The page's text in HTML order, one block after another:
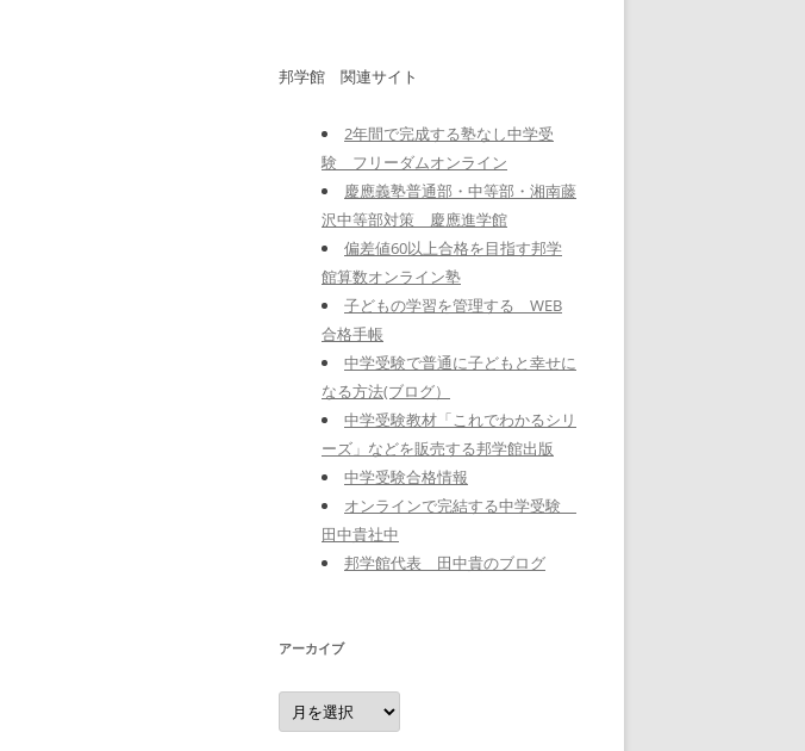
邦学館 関連サイト
2年間で完成する塾なし中学受
験 フリーダムオンライン
慶應義塾普通部・中等部・湘南藤
沢中等部対策 慶應進学館
偏差値60以上合格を目指す邦学
館算数オンライン塾
子どもの学習を管理する WEB
合格手帳
中学受験で普通に子どもと幸せに
なる方法(ブログ）
中学受験教材「これでわかるシリ
ーズ」などを販売する邦学館出版
中学受験合格情報
オンラインで完結する中学受験
田中貴社中
邦学館代表 田中貴のブログ
アーカイブ
ア
ー
カ